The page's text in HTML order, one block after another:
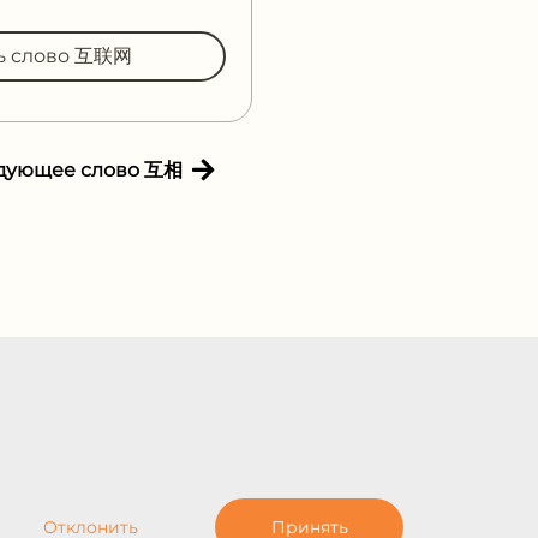
слово 互联网
слово 互相
Отклонить Принять